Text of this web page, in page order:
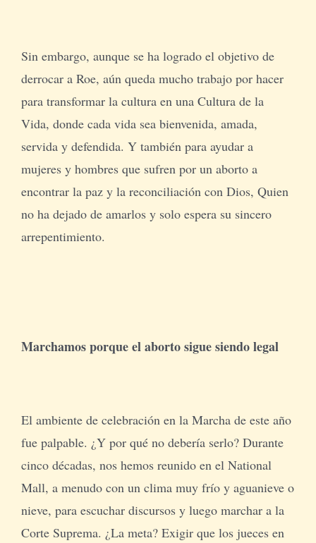
Sin embargo, aunque se ha logrado el objetivo de
derrocar a Roe, aún queda mucho trabajo por hacer
para transformar la cultura en una Cultura de la
Vida, donde cada vida sea bienvenida, amada,
servida y defendida. Y también para ayudar a
mujeres y hombres que sufren por un aborto a
encontrar la paz y la reconciliación con Dios, Quien
no ha dejado de amarlos y solo espera su sincero
arrepentimiento.
Marchamos porque el aborto sigue siendo legal
El ambiente de celebración en la Marcha de este año
fue palpable. ¿Y por qué no debería serlo? Durante
cinco décadas, nos hemos reunido en el National
Mall, a menudo con un clima muy frío y aguanieve o
nieve, para escuchar discursos y luego marchar a la
Corte Suprema. ¿La meta? Exigir que los jueces en